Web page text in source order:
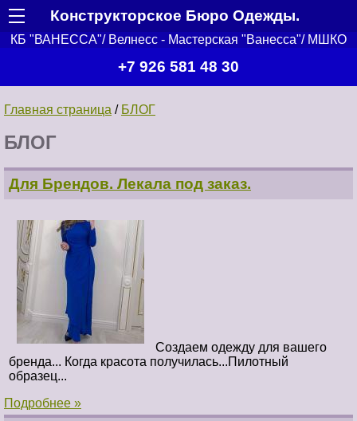
Конструкторское Бюро Одежды.
КБ "ВАНЕССА"/ Велнесс - Мастерская "Ванесса"/ МШКО
+7 926 581 48 30
Главная страница / БЛОГ
БЛОГ
Для Брендов. Лекала под заказ.
Создаем одежду для вашего
бренда... Когда красота получилась...Пилотный
образец...
Подробнее »